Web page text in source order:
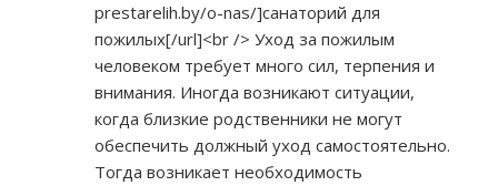
prestarelih.by/o-nas/]санаторий для
пожилых[/url]<br /> Уход за пожилым
человеком требует много сил, терпения и
внимания. Иногда возникают ситуации,
когда близкие родственники не могут
обеспечить должный уход самостоятельно.
Тогда возникает необходимость